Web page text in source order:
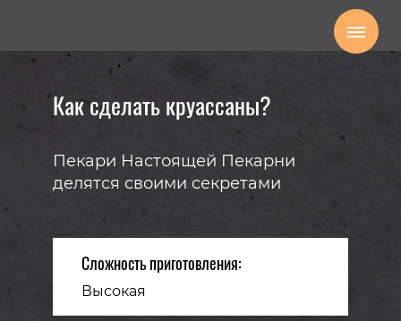
Как сделать круассаны?
Пекари Настоящей Пекарни
делятся своими секретами
Сложность приготовления:
Высокая